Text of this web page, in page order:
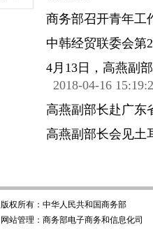
商务部召开青年工
中韩经贸联委会第
4月13日，高燕副
2018-04-16
高燕副部长赴广东
高燕副部长会见土
版权所有： 中华人民共和国商务部
网站管理： 商务部电子商务和信息化司